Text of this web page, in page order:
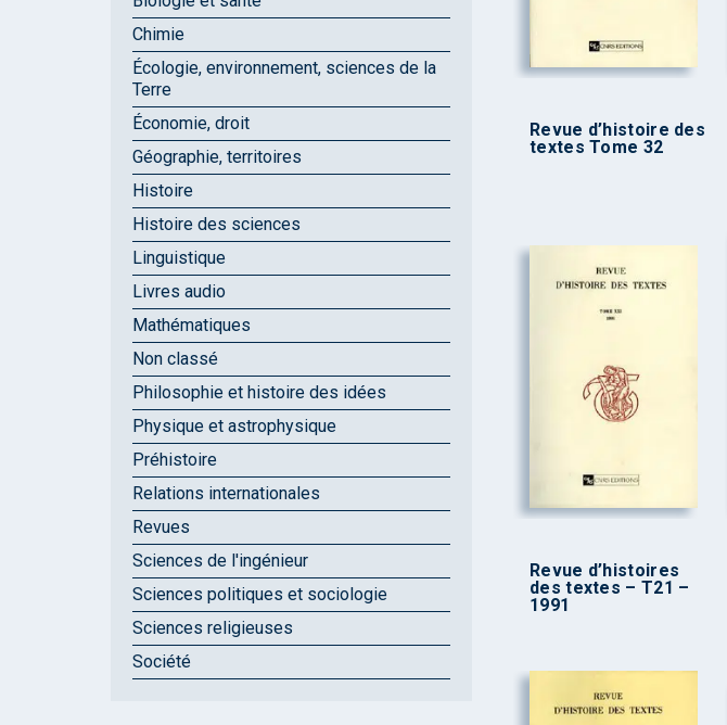
Revue d’histoire des
textes Tome 32
Revue d’histoires
des textes – T21 –
1991
Chimie
Écologie, environnement, sciences de la
Terre
Économie, droit
Géographie, territoires
Histoire
Histoire des sciences
Linguistique
Livres audio
Mathématiques
Non classé
Philosophie et histoire des idées
Physique et astrophysique
Préhistoire
Relations internationales
Revues
Sciences de l'ingénieur
Sciences politiques et sociologie
Sciences religieuses
Société